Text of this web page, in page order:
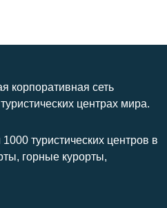
корпоративная сеть
центрах мира.
туристических центров в
горные курорты,